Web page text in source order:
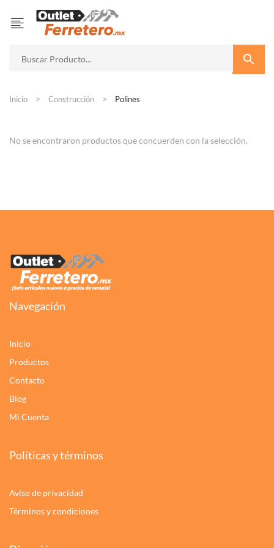
Inicio Construcción Polines
No se encontraron productos que concuerden con la selección.
Navegación
Inicio
Productos
Contacto
Blog
Mi Cuenta
Políticas y términos
Aviso de privacidad
Términos y condiciones